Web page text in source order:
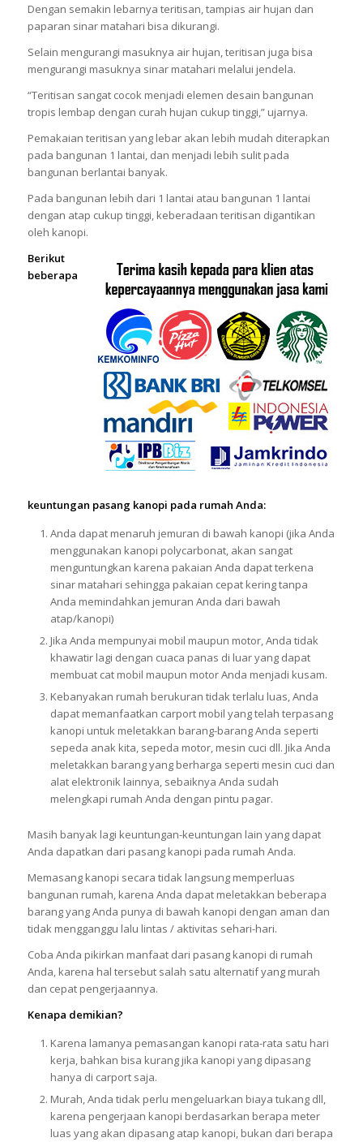
Dengan semakin lebarnya teritisan, tampias air hujan dan
paparan sinar matahari bisa dikurangi.
Selain mengurangi masuknya air hujan, teritisan juga bisa
mengurangi masuknya sinar matahari melalui jendela.
“Teritisan sangat cocok menjadi elemen desain bangunan
tropis lembap dengan curah hujan cukup tinggi,” ujarnya.
Pemakaian teritisan yang lebar akan lebih mudah diterapkan
pada bangunan 1 lantai, dan menjadi lebih sulit pada
bangunan berlantai banyak.
Pada bangunan lebih dari 1 lantai atau bangunan 1 lantai
dengan atap cukup tinggi, keberadaan teritisan digantikan
oleh kanopi.
Berikut
beberapa
keuntungan pasang kanopi pada rumah Anda:
Anda dapat menaruh jemuran di bawah kanopi (jika Anda
menggunakan kanopi polycarbonat, akan sangat
menguntungkan karena pakaian Anda dapat terkena
sinar matahari sehingga pakaian cepat kering tanpa
Anda memindahkan jemuran Anda dari bawah
atap/kanopi)
Jika Anda mempunyai mobil maupun motor, Anda tidak
khawatir lagi dengan cuaca panas di luar yang dapat
membuat cat mobil maupun motor Anda menjadi kusam.
Kebanyakan rumah berukuran tidak terlalu luas, Anda
dapat memanfaatkan carport mobil yang telah terpasang
kanopi untuk meletakkan barang-barang Anda seperti
sepeda anak kita, sepeda motor, mesin cuci dll. Jika Anda
meletakkan barang yang berharga seperti mesin cuci dan
alat elektronik lainnya, sebaiknya Anda sudah
melengkapi rumah Anda dengan pintu pagar.
Masih banyak lagi keuntungan-keuntungan lain yang dapat
Anda dapatkan dari pasang kanopi pada rumah Anda.
Memasang kanopi secara tidak langsung memperluas
bangunan rumah, karena Anda dapat meletakkan beberapa
barang yang Anda punya di bawah kanopi dengan aman dan
tidak mengganggu lalu lintas / aktivitas sehari-hari.
Coba Anda pikirkan manfaat dari pasang kanopi di rumah
Anda, karena hal tersebut salah satu alternatif yang murah
dan cepat pengerjaannya.
Kenapa demikian?
Karena lamanya pemasangan kanopi rata-rata satu hari
kerja, bahkan bisa kurang jika kanopi yang dipasang
hanya di carport saja.
Murah, Anda tidak perlu mengeluarkan biaya tukang dll,
karena pengerjaan kanopi berdasarkan berapa meter
luas yang akan dipasang atap kanopi, bukan dari berapa